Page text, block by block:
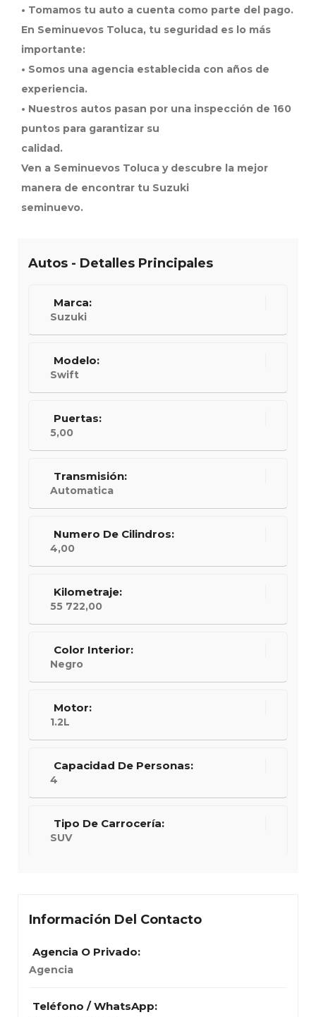
• Tomamos tu auto a cuenta como parte del pago.
En Seminuevos Toluca, tu seguridad es lo más
importante:
• Somos una agencia establecida con años de
experiencia.
• Nuestros autos pasan por una inspección de 160
puntos para garantizar su
calidad.
Ven a Seminuevos Toluca y descubre la mejor
manera de encontrar tu Suzuki
seminuevo.
Autos - Detalles Principales
Marca:
Suzuki
Modelo:
Swift
Puertas:
5,00
Transmisión:
Automatica
Numero De Cilindros:
4,00
Kilometraje:
55 722,00
Color Interior:
Negro
Motor:
1.2L
Capacidad De Personas:
4
Tipo De Carrocería:
SUV
Información Del Contacto
Agencia O Privado:
Agencia
Teléfono / WhatsApp: